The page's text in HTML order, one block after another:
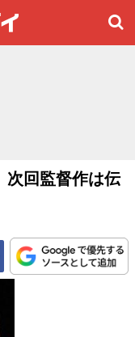
次回監督作は伝